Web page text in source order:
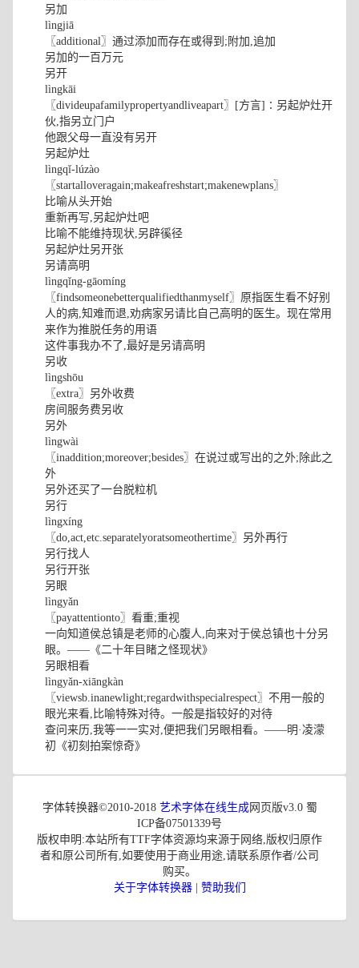
另加
lìngjiā
〖additional〗通过添加而存在或得到;附加,追加
另加的一百万元
另开
lìngkāi
〖divideupafamilypropertyandliveapart〗[方言]∶另起炉灶开
伙,指另立门户
他跟父母一直没有另开
另起炉灶
lìngqǐ-lúzào
〖startalloveragain;makeafreshstart;makenewplans〗
比喻从头开始
重新再写,另起炉灶吧
比喻不能维持现状,另辟徯径
另起炉灶另开张
另请高明
lìngqǐng-gāomíng
〖findsomeonebetterqualifiedthanmyself〗原指医生看不好别
人的病,知难而退,劝病家另请比自己高明的医生。现在常用
来作为推脱任务的用语
这件事我办不了,最好是另请高明
另收
lìngshōu
〖extra〗另外收费
房间服务费另收
另外
lìngwài
〖inaddition;moreover;besides〗在说过或写出的之外;除此之
外
另外还买了一台脱粒机
另行
lìngxíng
〖do,act,etc.separatelyoratsomeothertime〗另外再行
另行找人
另行开张
另眼
lìngyǎn
〖payattentionto〗看重;重视
一向知道侯总镇是老师的心腹人,向来对于侯总镇也十分另
眼。——《二十年目睹之怪现状》
另眼相看
lìngyǎn-xiāngkàn
〖viewsb.inanewlight;regardwithspecialrespect〗不用一般的
眼光来看,比喻特殊对待。一般是指较好的对待
查问来历,我等一一实对,便把我们另眼相看。——明·凌濛
初《初刻拍案惊奇》
字体转换器©2010-2018 艺术字体在线生成网页版v3.0 蜀
ICP备07501339号
版权申明:本站所有TTF字体资源均来源于网络,版权归原作
者和原公司所有,如要使用于商业用途,请联系原作者/公司
购买。
关于字体转换器| 赞助我们